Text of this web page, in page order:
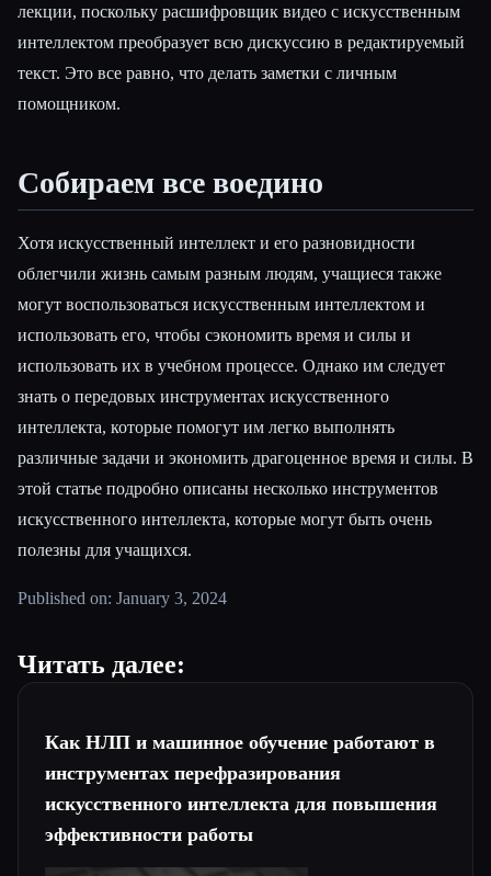
лекции, поскольку расшифровщик видео с искусственным
интеллектом преобразует всю дискуссию в редактируемый
текст. Это все равно, что делать заметки с личным
помощником.
Собираем все воедино
Хотя искусственный интеллект и его разновидности
облегчили жизнь самым разным людям, учащиеся также
могут воспользоваться искусственным интеллектом и
использовать его, чтобы сэкономить время и силы и
использовать их в учебном процессе. Однако им следует
знать о передовых инструментах искусственного
интеллекта, которые помогут им легко выполнять
различные задачи и экономить драгоценное время и силы. В
этой статье подробно описаны несколько инструментов
искусственного интеллекта, которые могут быть очень
полезны для учащихся.
Published on: January 3, 2024
Читать далее:
Как НЛП и машинное обучение работают в
инструментах перефразирования
искусственного интеллекта для повышения
эффективности работы